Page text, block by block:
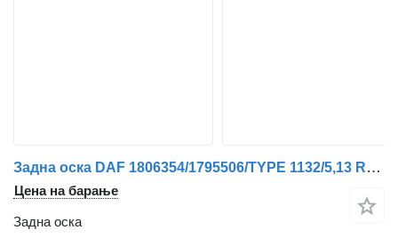
Задна оска DAF 1806354/1795506/TYPE 1132/5,13 RATIO CF 250 EURO 6 за камион
Цена на барање
Задна оска